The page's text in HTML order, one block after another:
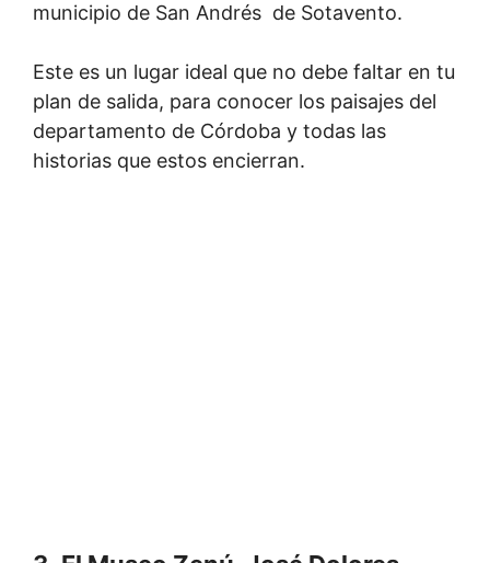
municipio de San Andrés de Sotavento.
Este es un lugar ideal que no debe faltar en tu
plan de salida, para conocer los paisajes del
departamento de Córdoba y todas las
historias que estos encierran.